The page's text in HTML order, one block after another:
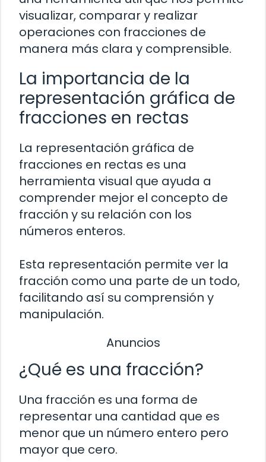
visualizar, comparar y realizar
operaciones con fracciones de
manera más clara y comprensible.
La importancia de la
representación gráfica de
fracciones en rectas
La representación gráfica de
fracciones en rectas es una
herramienta visual que ayuda a
comprender mejor el concepto de
fracción y su relación con los
números enteros.
Esta representación permite ver la
fracción como una parte de un todo,
facilitando así su comprensión y
manipulación.
Anuncios
¿Qué es una fracción?
Una fracción es una forma de
representar una cantidad que es
menor que un número entero pero
mayor que cero.